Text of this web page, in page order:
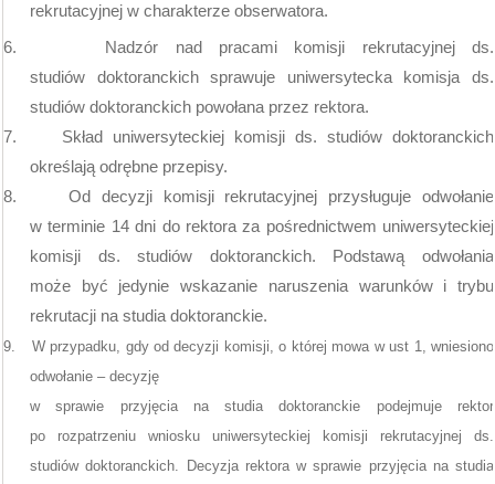
rekrutacyjnej w charakterze obserwatora.
6.
Nadzór nad pracami komisji rekrutacyjnej ds.
studiów doktoranckich sprawuje uniwersytecka komisja ds.
studiów doktoranckich powołana przez rektora.
7.
Skład uniwersyteckiej komisji ds. studiów doktoranckich
określają odrębne przepisy.
8.
Od decyzji komisji rekrutacyjnej przysługuje odwołanie
w terminie 14 dni do rektora za pośrednictwem uniwersyteckiej
komisji ds. studiów doktoranckich. Podstawą odwołania
może być jedynie wskazanie naruszenia warunków i trybu
rekrutacji na studia doktoranckie.
9.
W przypadku, gdy od decyzji komisji, o której mowa w ust 1, wniesiono
odwołanie – decyzję
w sprawie przyjęcia na studia doktoranckie podejmuje rektor
po rozpatrzeniu wniosku uniwersyteckiej komisji rekrutacyjnej ds.
studiów doktoranckich. Decyzja rektora w sprawie przyjęcia na studia